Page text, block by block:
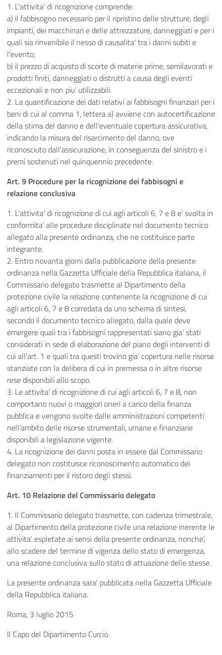
1. L'attivita' di ricognizione comprende:
a) il fabbisogno necessario per il ripristino delle strutture, degli
impianti, dei macchinari e delle attrezzature, danneggiati e per i
quali sia rinvenibile il nesso di causalita' tra i danni subiti e
l'evento;
b) il prezzo di acquisto di scorte di materie prime, semilavorati e
prodotti finiti, danneggiati o distrutti a causa degli eventi
eccezionali e non piu' utilizzabili.
2. La quantificazione dei dati relativi ai fabbisogni finanziari per i
beni di cui al comma 1, lettera a) avviene con autocertificazione
della stima del danno e dell'eventuale copertura assicurativa,
indicando la misura del risarcimento del danno, ove
riconosciuto dall'assicurazione, in conseguenza del sinistro e i
premi sostenuti nel quinquennio precedente.
Art. 9 Procedure per la ricognizione dei fabbisogni e
relazione conclusiva
1. L'attivita' di ricognizione di cui agli articoli 6, 7 e 8 e' svolta in
conformita' alle procedure disciplinate nel documento tecnico
allegato alla presente ordinanza, che ne costituisce parte
integrante.
2. Entro novanta giorni dalla pubblicazione della presente
ordinanza nella Gazzetta Ufficiale della Repubblica italiana, il
Commissario delegato trasmette al Dipartimento della
protezione civile la relazione contenente la ricognizione di cui
agli articoli 6, 7 e 8 corredata da uno schema di sintesi,
secondo il documento tecnico allegato, dalla quale deve
emergere quali tra i fabbisogni rappresentati siano gia' stati
considerati in sede di elaborazione del piano degli interventi di
cui all'art. 1 e quali tra questi trovino gia' copertura nelle risorse
stanziate con la delibera di cui in premessa o in altre risorse
rese disponibili allo scopo.
3. Le attivita' di ricognizione di cui agli articoli 6, 7 e 8, non
comportano nuovi o maggiori oneri a carico della finanza
pubblica e vengono svolte dalle amministrazioni competenti
nell'ambito delle risorse strumentali, umane e finanziarie
disponibili a legislazione vigente.
4. La ricognizione dei danni posta in essere dal Commissario
delegato non costituisce riconoscimento automatico dei
finanziamenti per il ristoro degli stessi.
Art. 10 Relazione del Commissario delegato
1. Il Commissario delegato trasmette, con cadenza trimestrale,
al Dipartimento della protezione civile una relazione inerente le
attivita' espletate ai sensi della presente ordinanza, nonche',
allo scadere del termine di vigenza dello stato di emergenza,
una relazione conclusiva sullo stato di attuazione delle stesse.
La presente ordinanza sara' pubblicata nella Gazzetta Ufficiale
della Repubblica italiana.
Roma, 3 luglio 2015
Il Capo del Dipartimento Curcio